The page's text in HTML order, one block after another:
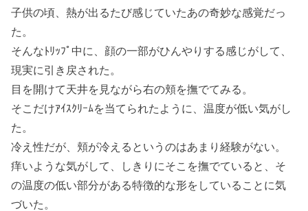
子供の頃、熱が出るたび感じていたあの奇妙な感覚だっ
た。
そんなﾄﾘｯﾌﾟ中に、顔の一部がひんやりする感じがして、
現実に引き戻された。
目を開けて天井を見ながら右の頬を撫でてみる。
そこだけｱｲｽｸﾘｰﾑを当てられたように、温度が低い気がし
た。
冷え性だが、頬が冷えるというのはあまり経験がない。
痒いような気がして、しきりにそこを撫でていると、そ
の温度の低い部分がある特徴的な形をしていることに気
づいた。